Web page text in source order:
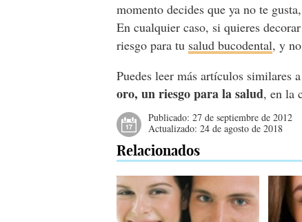
momento decides que ya no te
En cualquier caso, si quieres
riesgo para tu salud bucodental, y
Puedes leer más artículos similares
oro, un riesgo para la salud, en la
Publicado:27 de septiembre de 2012
Actualizado:24 de agosto de 2018
Relacionados